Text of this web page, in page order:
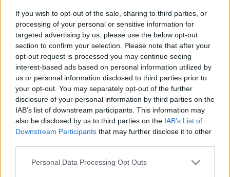
If you wish to opt-out of the sale, sharing to third parties, or
processing of your personal or sensitive information for
targeted advertising by us, please use the below opt-out
section to confirm your selection. Please note that after your
opt-out request is processed you may continue seeing
interest-based ads based on personal information utilized by
us or personal information disclosed to third parties prior to
your opt-out. You may separately opt-out of the further
disclosure of your personal information by third parties on the
IAB’s list of downstream participants. This information may
also be disclosed by us to third parties on the IAB’s List of
Downstream Participants that may further disclose it to other
Personal Data Processing Opt Outs
16 Gennaio 2017 alle ore 07:29
·Ti stimo·Rispondi
Kalisi69:Buongiorno
3
16 Gennaio 2017 alle ore 07:32
·Ti stimo ·Rispondi
zulu56:
5